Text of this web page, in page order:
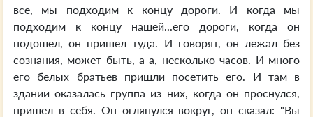
все, мы подходим к концу дороги. И когда мы
подходим к концу нашей...его дороги, когда он
подошел, он пришел туда. И говорят, он лежал без
сознания, может быть, а-а, несколько часов. И много
его белых братьев пришли посетить его. И там в
здании оказалась группа из них, когда он проснулся,
пришел в себя. Он оглянулся вокруг, он сказал: "Вы